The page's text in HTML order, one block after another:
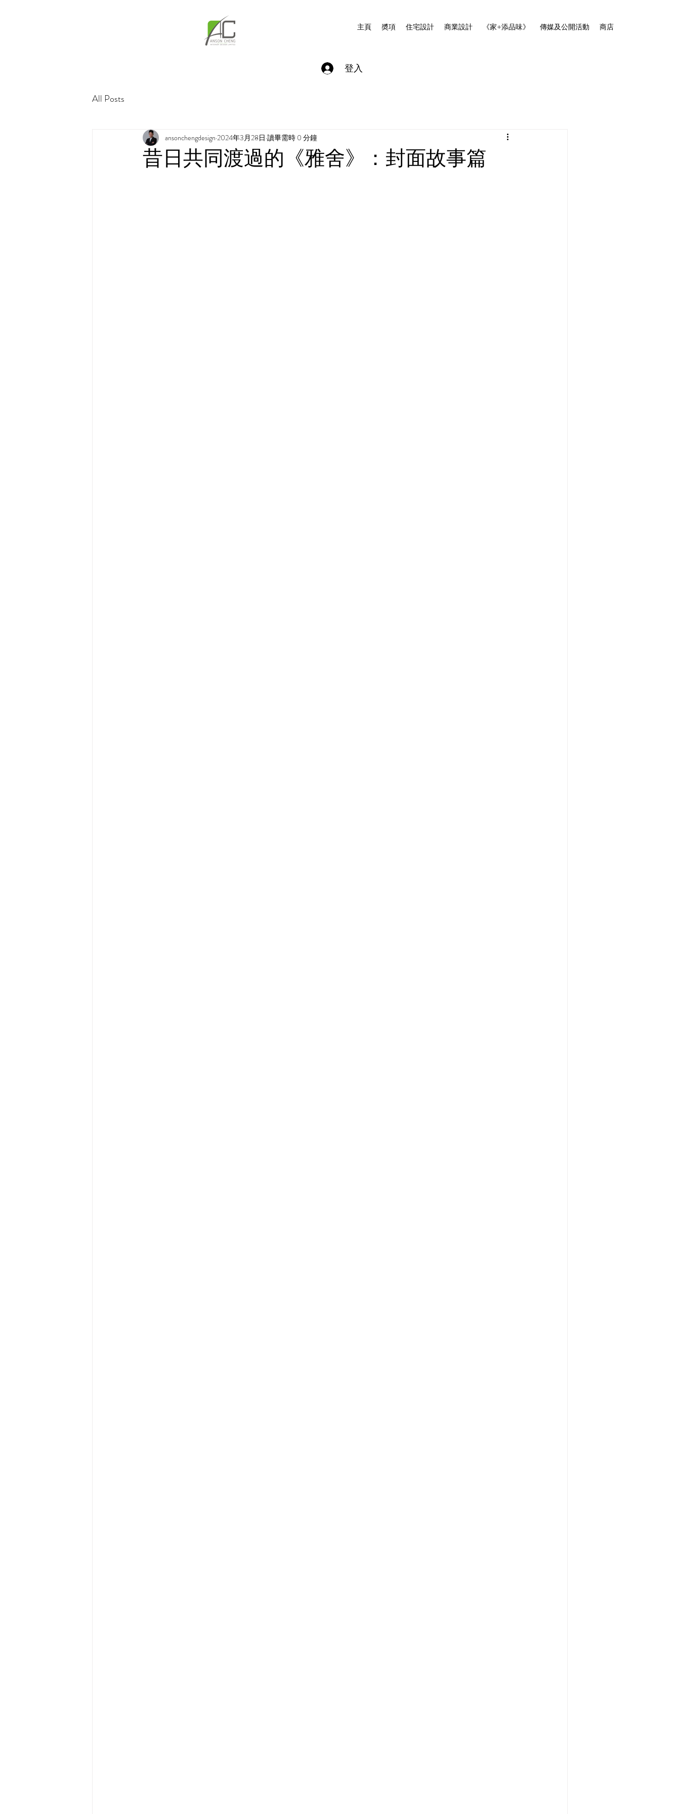
主頁 奬項 住宅設計 商業設計 《家+添品味》 傳媒及公開活動 商店
登入
All Posts
昔日共同渡過的《雅舍》：封面故事篇
ansonchengdesign 2024年3月28日 讀畢需時 0 分鐘